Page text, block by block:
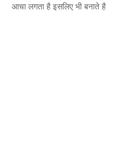
आचा लगता है इसलिए भी बनाते है